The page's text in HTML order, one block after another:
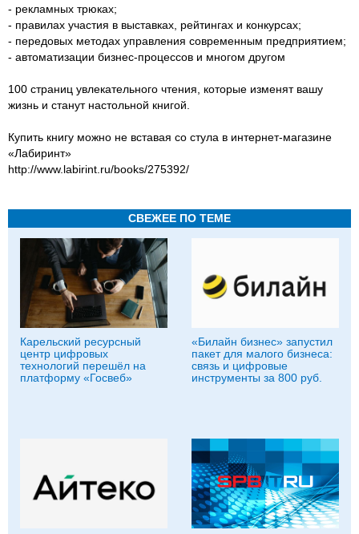
- рекламных трюках;
- правилах участия в выставках, рейтингах и конкурсах;
- передовых методах управления современным предприятием;
- автоматизации бизнес-процессов и многом другом
100 страниц увлекательного чтения, которые изменят вашу
жизнь и станут настольной книгой.
Купить книгу можно не вставая со стула в интернет-магазине
«Лабиринт»
http://www.labirint.ru/books/275392/
СВЕЖЕЕ ПО ТЕМЕ
Карельский ресурсный
центр цифровых
технологий перешёл на
платформу «Госвеб»
«Билайн бизнес» запустил
пакет для малого бизнеса:
связь и цифровые
инструменты за 800 руб.